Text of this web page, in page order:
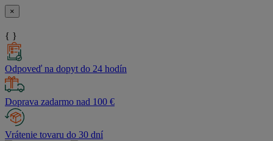
×
{ }
Odpoveď na dopyt do 24 hodín
Doprava zadarmo nad 100 €
Vrátenie tovaru do 30 dní